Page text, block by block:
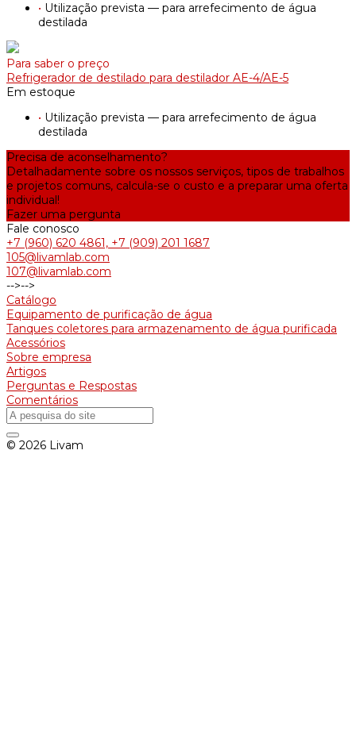
• Utilização prevista — para arrefecimento de água
destilada
Para saber o preço
Refrigerador de destilado para destilador AE-4/AE-5
Em estoque
• Utilização prevista — para arrefecimento de água
destilada
Precisa de aconselhamento?
Detalhadamente sobre os nossos serviços, tipos de trabalhos
e projetos comuns, calcula-se o custo e a preparar uma oferta
individual!
Fazer uma pergunta
Fale conosco
+7 (960) 620 4861, +7 (909) 201 1687
105@livamlab.com
107@livamlab.com
-->-->
Catálogo
Equipamento de purificação de água
Tanques coletores para armazenamento de água purificada
Acessórios
Sobre empresa
Artigos
Perguntas e Respostas
Comentários
© 2026 Livam